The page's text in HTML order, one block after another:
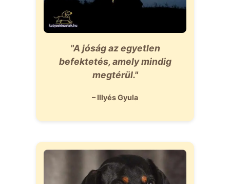
"A jóság az egyetlen
befektetés, amely mindig
megtérül."
– Illyés Gyula